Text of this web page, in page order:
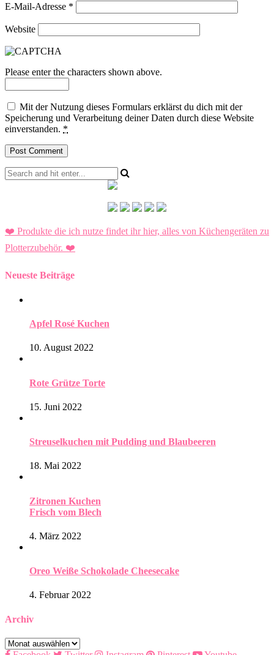
E-Mail-Adresse *
Website
Please enter the characters shown above.
Mit der Nutzung dieses Formulars erklärst du dich mit der
Speicherung und Verarbeitung deiner Daten durch diese Website
einverstanden. *
❤️ Produkte die ich nutze findet ihr hier, alles von Küchengeräten zu
Plotterzubehör. ❤️
Neueste Beiträge
Apfel Rosé Kuchen
10. August 2022
Rote Grütze Torte
15. Juni 2022
Streuselkuchen mit Pudding und Blaubeeren
18. Mai 2022
Zitronen Kuchen
Frisch vom Blech
4. März 2022
Oreo Weiße Schokolade Cheesecake
4. Februar 2022
Archiv
Archiv